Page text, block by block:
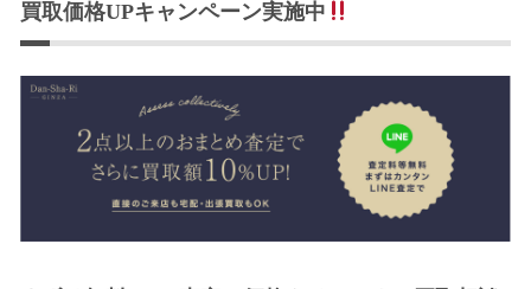
買取価格UPキャンペーン実施中